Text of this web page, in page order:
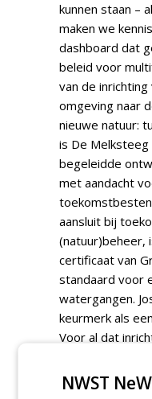
kunnen staan –
maken we
dashboard dat
beleid voor
van de
omgeving naar
nieuwe natuur:
is De Melksteeg
begeleidde
met aandacht
aansluit bij
(natuur)beheer,
certificaat van
standaard voor
watergangen.
keurmerk als
Voor al dat
de werking van
NWST